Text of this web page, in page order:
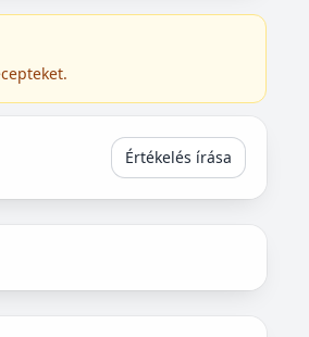
Értékelés írása